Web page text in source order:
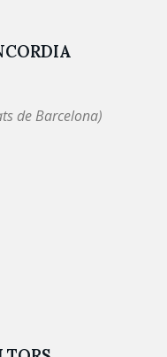
de Barcelona)